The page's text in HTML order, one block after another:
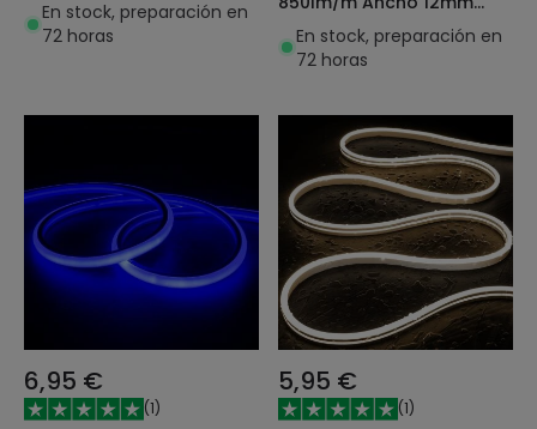
En stock, preparación en
72 horas
Corte 20cm IP65 a Medida
En stock, preparación en
72 horas
6,95 €
(1)
5,95 €
(1)